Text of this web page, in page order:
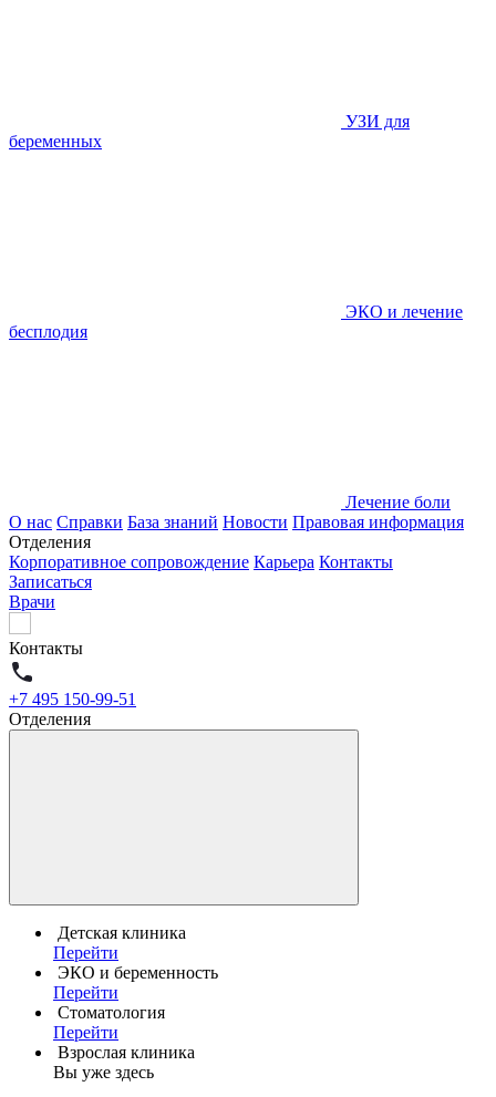
УЗИ для
беременных
ЭКО и лечение
бесплодия
Лечение боли
О нас Справки База знаний Новости Правовая информация
Отделения
Корпоративное сопровождение Карьера Контакты
Записаться
Врачи
Контакты
+7 495 150-99-51
Отделения
Детская клиника
Перейти
ЭКО и беременность
Перейти
Стоматология
Перейти
Взрослая клиника
Вы уже здесь